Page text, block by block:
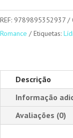
Flores
de
Amor,
Abril
REF: 9789895352937
Romance
Etiquetas:
Descrição
Informação
Avaliações (0)